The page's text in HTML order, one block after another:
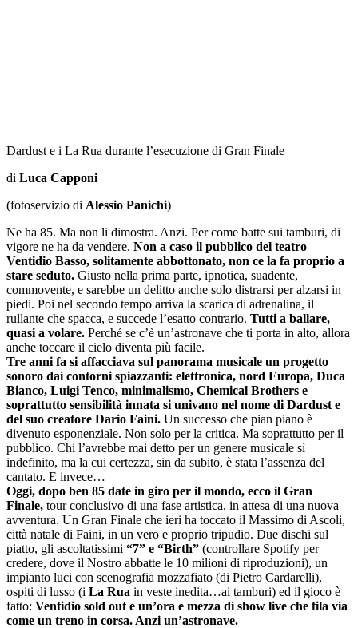
Dardust e i La Rua durante l’esecuzione di Gran Finale
di Luca Capponi
(fotoservizio di Alessio Panichi)
Ne ha 85. Ma non li dimostra. Anzi. Per come batte sui tamburi, di
vigore ne ha da vendere. Non a caso il pubblico del teatro
Ventidio Basso, solitamente abbottonato, non ce la fa proprio a
stare seduto. Giusto nella prima parte, ipnotica, suadente,
commovente, e sarebbe un delitto anche solo distrarsi per alzarsi in
piedi. Poi nel secondo tempo arriva la scarica di adrenalina, il
rullante che spacca, e succede l’esatto contrario. Tutti a ballare,
quasi a volare. Perché se c’è un’astronave che ti porta in alto, allora
anche toccare il cielo diventa più facile.
Tre anni fa si affacciava sul panorama musicale un progetto
sonoro dai contorni spiazzanti: elettronica, nord Europa, Duca
Bianco, Luigi Tenco, minimalismo, Chemical Brothers e
soprattutto sensibilità innata si univano nel nome di Dardust e
del suo creatore Dario Faini. Un successo che pian piano è
divenuto esponenziale. Non solo per la critica. Ma soprattutto per il
pubblico. Chi l’avrebbe mai detto per un genere musicale sì
indefinito, ma la cui certezza, sin da subito, è stata l’assenza del
cantato. E invece…
Oggi, dopo ben 85 date in giro per il mondo, ecco il Gran
Finale, tour conclusivo di una fase artistica, in attesa di una nuova
avventura. Un Gran Finale che ieri ha toccato il Massimo di Ascoli,
città natale di Faini, in un vero e proprio tripudio. Due dischi sul
piatto, gli ascoltatissimi “7” e “Birth” (controllare Spotify per
credere, dove il Nostro abbatte le 10 milioni di riproduzioni), un
impianto luci con scenografia mozzafiato (di Pietro Cardarelli),
ospiti di lusso (i La Rua in veste inedita…ai tamburi) ed il gioco è
fatto: Ventidio sold out e un’ora e mezza di show live che fila via
come un treno in corsa. Anzi un’astronave.